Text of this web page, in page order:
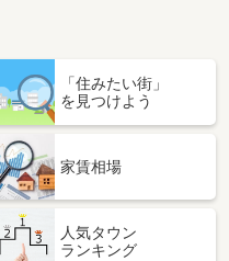
「住みたい街」
を見つけよう
家賃相場
人気タウン
ランキング